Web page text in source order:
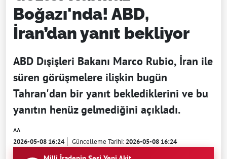
Boğazı'nda! ABD,
İran’dan yanıt bekliyor
ABD Dışişleri Bakanı Marco Rubio, İran ile
süren görüşmelere ilişkin bugün
Tahran'dan bir yanıt beklediklerini ve bu
yanıtın henüz gelmediğini açıkladı.
AA
2026-05-08 16:24 Güncelleme Tarihi:2026-05-08 16:24